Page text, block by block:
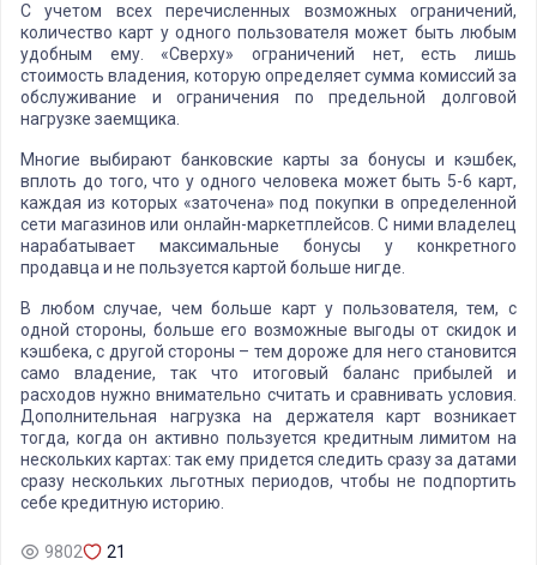
С учетом всех перечисленных возможных ограничений,
количество карт у одного пользователя может быть любым
удобным ему. «Сверху» ограничений нет, есть лишь
стоимость владения, которую определяет сумма комиссий за
обслуживание и ограничения по предельной долговой
нагрузке заемщика.
Многие выбирают банковские карты за бонусы и кэшбек,
вплоть до того, что у одного человека может быть 5-6 карт,
каждая из которых «заточена» под покупки в определенной
сети магазинов или онлайн-маркетплейсов. С ними владелец
нарабатывает максимальные бонусы у конкретного
продавца и не пользуется картой больше нигде.
В любом случае, чем больше карт у пользователя, тем, с
одной стороны, больше его возможные выгоды от скидок и
кэшбека, с другой стороны – тем дороже для него становится
само владение, так что итоговый баланс прибылей и
расходов нужно внимательно считать и сравнивать условия.
Дополнительная нагрузка на держателя карт возникает
тогда, когда он активно пользуется кредитным лимитом на
нескольких картах: так ему придется следить сразу за датами
сразу нескольких льготных периодов, чтобы не подпортить
себе кредитную историю.
9802 21